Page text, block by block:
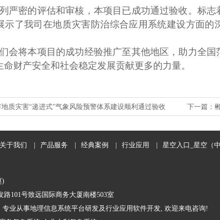
严密的评估和审核，本项目已成功通过验收。标
示了我司在地质灾害防治综合应用系统建设方面
会将本项目的成功经验推广至其他地区，助力全
财产安全和社会稳定发展贡献更多的力量。
质灾害“递进式”气象风险预警体系建设顺利通过验收 下一篇：
于我们 产品服务 经典案例 行业应用 星空入口_星空（
)
101号致远国际商务大厦南楼503室
业从事地理信息系统平台研发及行业应用软件开发, 欢迎来电咨询!